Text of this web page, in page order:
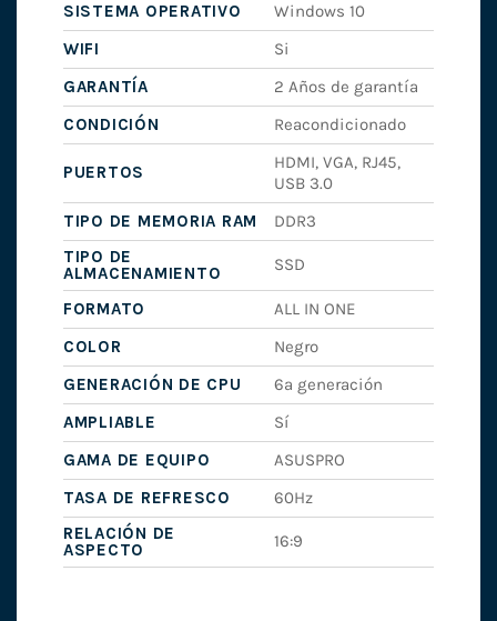
SISTEMA OPERATIVO
Windows 10
WIFI
Si
GARANTÍA
2 Años de garantía
CONDICIÓN
Reacondicionado
PUERTOS
HDMI, VGA, RJ45,
USB 3.0
TIPO DE MEMORIA RAM
DDR3
TIPO DE
ALMACENAMIENTO
SSD
FORMATO
ALL IN ONE
COLOR
Negro
GENERACIÓN DE CPU
6ª generación
AMPLIABLE
Sí
GAMA DE EQUIPO
ASUSPRO
TASA DE REFRESCO
60Hz
RELACIÓN DE
ASPECTO
16:9